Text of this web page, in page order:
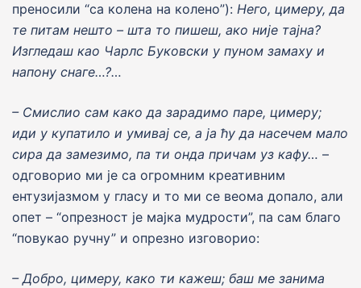
преносили “са колена на колено”): Него, цимеру, да
те питам нешто – шта то пишеш, ако ниjе таjна?
Изгледаш као Чарлс Буковски у пуном замаху и
напону снаге…?…
– Смислио сам како да зарадимо паре, цимеру;
иди у купатило и умиваj се, а jа ћу да насечем мало
сира да замезимо, па ти онда причам уз кафу… –
одговорио ми jе са огромним креативним
ентузиjазмом у гласу и то ми се веома допало, али
опет – “опрезност jе маjка мудрости”, па сам благо
“повукао ручну” и опрезно изговорио:
– Добро, цимеру, како ти кажеш; баш ме занима